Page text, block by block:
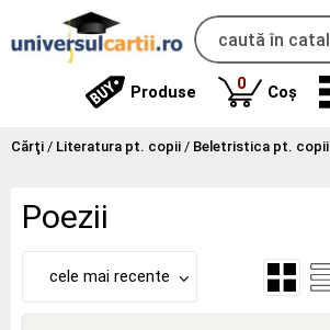
Produse 0produse
Coș
Cărţi / Literatura pt. copii / Beletristica pt. copii
Poezii
cele mai recente